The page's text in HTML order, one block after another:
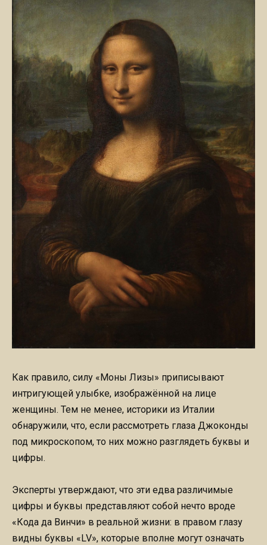
Как правило, силу «Моны Лизы» приписывают
интригующей улыбке, изображённой на лице
женщины. Тем не менее, историки из Италии
обнаружили, что, если рассмотреть глаза Джоконды
под микроскопом, то них можно разглядеть буквы и
цифры.
Эксперты утверждают, что эти едва различимые
цифры и буквы представляют собой нечто вроде
«Кода да Винчи» в реальной жизни: в правом глазу
видны буквы «LV», которые вполне могут означать